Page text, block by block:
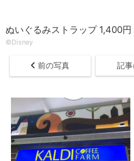
ぬいぐるみストラップ 1,400
©︎Disney
前の写真 記